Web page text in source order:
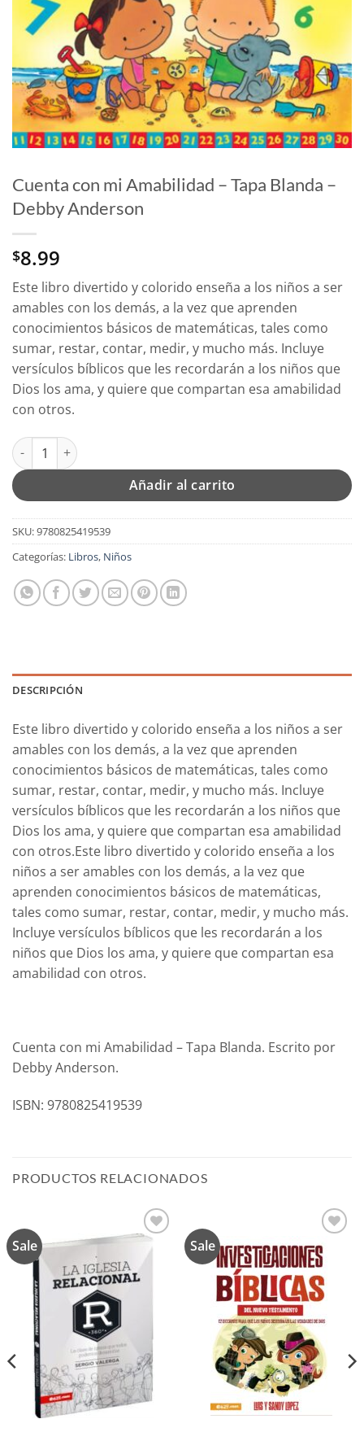
Cuenta con mi Amabilidad – Tapa Blanda –
Debby Anderson
$8.99
Este libro divertido y colorido enseña a los niños a ser
amables con los demás, a la vez que aprenden
conocimientos básicos de matemáticas, tales como
sumar, restar, contar, medir, y mucho más. Incluye
versículos bíblicos que les recordarán a los niños que
Dios los ama, y quiere que compartan esa amabilidad
con otros.
Cuenta con mi Amabilidad - Tapa Blanda – Debby Anderson
Añadir al carrito
SKU:9780825419539
Categorías: Libros, Niños
DESCRIPCIÓN
Este libro divertido y colorido enseña a los niños a ser
amables con los demás, a la vez que aprenden
conocimientos básicos de matemáticas, tales como
sumar, restar, contar, medir, y mucho más. Incluye
versículos bíblicos que les recordarán a los niños que
Dios los ama, y quiere que compartan esa amabilidad
con otros.Este libro divertido y colorido enseña a los
niños a ser amables con los demás, a la vez que
aprenden conocimientos básicos de matemáticas,
tales como sumar, restar, contar, medir, y mucho más.
Incluye versículos bíblicos que les recordarán a los
niños que Dios los ama, y quiere que compartan esa
amabilidad con otros.
Cuenta con mi Amabilidad – Tapa Blanda. Escrito por
Debby Anderson.
ISBN: 9780825419539
PRODUCTOS RELACIONADOS
Sale
a la
deseos
Sale
Añadir
a la
lista de
deseos